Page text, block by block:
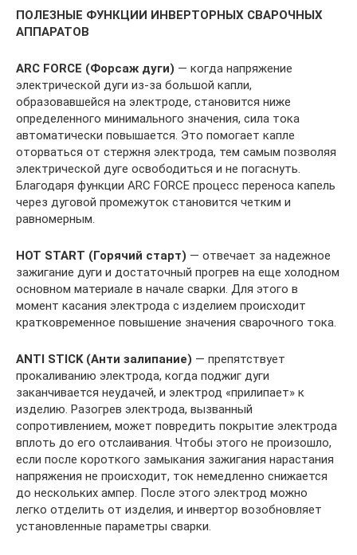
ПОЛЕЗНЫЕ ФУНКЦИИ ИНВЕРТОРНЫХ СВАРОЧНЫХ
АППАРАТОВ
ARC FORCE (Форсаж дуги) — когда напряжение
электрической дуги из-за большой капли,
образовавшейся на электроде, становится ниже
определенного минимального значения, сила тока
автоматически повышается. Это помогает капле
оторваться от стержня электрода, тем самым позволяя
электрической дуге освободиться и не погаснуть.
Благодаря функции ARC FORCE процесс переноса капель
через дуговой промежуток становится четким и
равномерным.
HOT START (Горячий старт) — отвечает за надежное
зажигание дуги и достаточный прогрев на еще холодном
основном материале в начале сварки. Для этого в
момент касания электрода с изделием происходит
кратковременное повышение значения сварочного тока.
ANTI STICK (Анти залипание) — препятствует
прокаливанию электрода, когда поджиг дуги
заканчивается неудачей, и электрод «прилипает» к
изделию. Разогрев электрода, вызванный
сопротивлением, может повредить покрытие электрода
вплоть до его отслаивания. Чтобы этого не произошло,
если после короткого замыкания зажигания нарастания
напряжения не происходит, ток немедленно снижается
до нескольких ампер. После этого электрод можно
легко отделить от изделия, и инвертор возобновляет
установленные параметры сварки.